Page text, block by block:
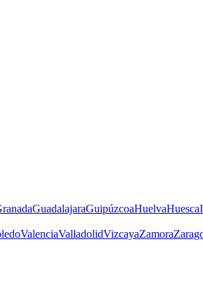
GuadalajaraGuipúzcoaHuelvaHuesca
ValenciaValladolidVizcayaZamora